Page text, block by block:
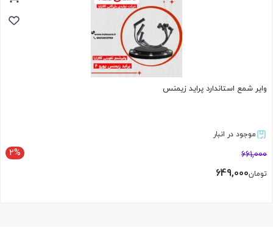
وایر شمع استاندارد پراید زیمنس
موجود در انبار
2% 661,000
تومان649,000